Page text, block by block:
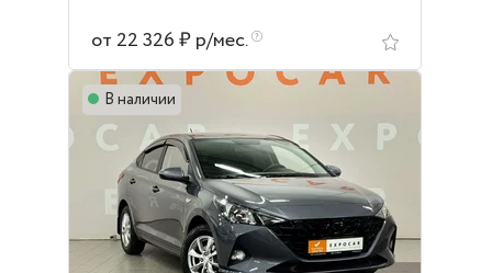
от 22 326 ₽ р/мес.
В наличии